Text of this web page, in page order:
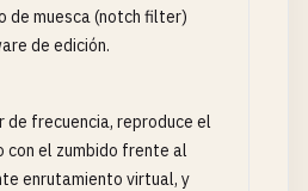
de muesca (notch filter)
de edición.
frecuencia, reproduce el
con el zumbido frente al
enrutamiento virtual, y